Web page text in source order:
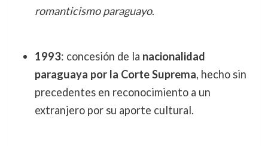
romanticismo paraguayo.
1993: concesión de la nacionalidad
paraguaya por la Corte Suprema, hecho sin
precedentes en reconocimiento a un
extranjero por su aporte cultural.